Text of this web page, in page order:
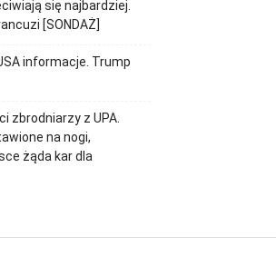
się najbardziej.
[SONDAŻ]
informacje. Trump
zbrodniarzy z UPA.
na nogi,
żąda kar dla